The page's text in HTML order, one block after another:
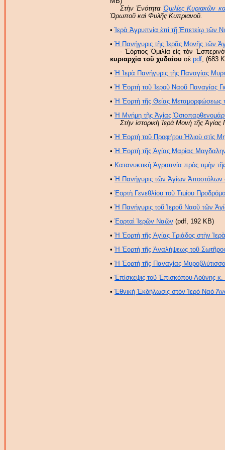
Στὴν Ἑνότητα Ὁμιλίες Κυριακῶν
Ὠρωποῦ καὶ Φυλῆς Κυπριανοῦ.
• Ἱερὰ Ἀγρυπνία ἐπὶ τῇ Ἐπετείῳ τῶν
• Ἡ Πανήγυρις τῆς Ἱερᾶς Μονῆς τῶν
- Ἑόρτιος Ὁμιλία εἰς τὸν
κυριαρχία τοῦ χυδαίου σὲ pdf, (683
• Ἡ Ἱερὰ Πανήγυρις τῆς Παναγίας
• Ἡ Ἑορτὴ τοῦ Ἱεροῦ Ναοῦ Παναγίας
• Ἡ Ἑορτὴ τῆς Θείας Μεταμορφώσεως
• Ἡ Μνήμη τῆς Ἁγίας
Στὴν ἱστορικὴ Ἱερὰ Μονὴ τῆς
• Ἡ Ἑορτὴ τοῦ Προφήτου Ἠλιοὺ στὶς
• Ἡ Ἑορτὴ τῆς Ἁγίας Μαρίας
• Κατανυκτικὴ Ἁγρυπνία πρὸς τιμὴν
• Ἡ Πανήγυρις τῶν Ἁγίων Ἀποστόλων
• Ἑορτὴ Γενεθλίου τοῦ Τιμίου
• Ἡ Πανήγυρις τοῦ Ἱεροῦ Ναοῦ τῶν
• Ἑορταὶ Ἱερῶν Ναῶν (pdf, 192 KB)
• Ἡ Ἑορτὴ τῆς Ἁγίας Τριάδος στὴν
• Ἡ Ἑορτὴ τῆς Ἀναλήψεως τοῦ
• Ἡ Ἑορτὴ τῆς Παναγίας
• Ἐπίσκεψις τοῦ Ἐπισκόπου Λούνης
• Ἐθνικὴ Ἐκδήλωσις στὸν Ἱερὸ Ναὸ